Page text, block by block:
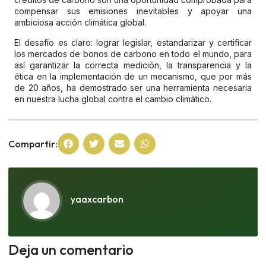
compensar sus emisiones inevitables y apoyar una
ambiciosa acción climática global.
El desafío es claro: lograr legislar, estandarizar y certificar
los mercados de bonos de carbono en todo el mundo, para
así garantizar la correcta medición, la transparencia y la
ética en la implementación de un mecanismo, que por más
de 20 años, ha demostrado ser una herramienta necesaria
en nuestra lucha global contra el cambio climático.
Compartir:
yaaxcarbon
Deja un comentario